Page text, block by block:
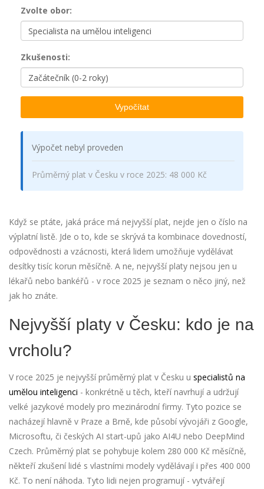
Zvolte obor:
Zkušenosti:
Vypočítat
Výpočet nebyl proveden
Průměrný plat v Česku v roce 2025: 48 000 Kč
Když se ptáte, jaká práce má nejvyšší plat, nejde jen o číslo na
výplatní listě. Jde o to, kde se skrývá ta kombinace dovedností,
odpovědnosti a vzácnosti, která lidem umožňuje vydělávat
desítky tisíc korun měsíčně. A ne, nejvyšší platy nejsou jen u
lékařů nebo bankéřů - v roce 2025 je seznam o něco jiný, než
jak ho znáte.
Nejvyšší platy v Česku: kdo je na
vrcholu?
V roce 2025 je nejvyšší průměrný plat v Česku u specialistů na
umělou inteligenci - konkrétně u těch, kteří navrhují a udržují
velké jazykové modely pro mezinárodní firmy. Tyto pozice se
nacházejí hlavně v Praze a Brně, kde působí vývojáři z Google,
Microsoftu, či českých AI start-upů jako AI4U nebo DeepMind
Czech. Průměrný plat se pohybuje kolem 280 000 Kč měsíčně,
někteří zkušení lidé s vlastními modely vydělávají i přes 400 000
Kč. To není náhoda. Tyto lidi nejen programují - vytvářejí